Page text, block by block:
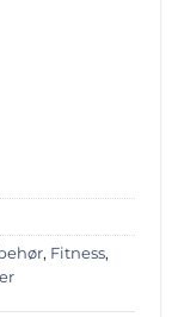
, Fitness,